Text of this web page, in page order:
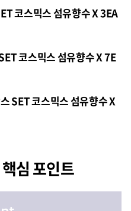
코스믹스 섬유향수 X 3EA
코스믹스 섬유향수 X 7E
SET 코스믹스 섬유향수 X
심 포인트